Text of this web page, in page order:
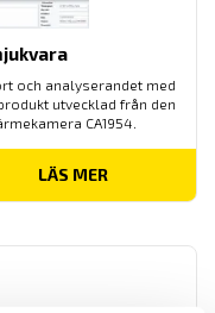
och analyserandet med
utvecklad från den
CA1954.
LÄS MER